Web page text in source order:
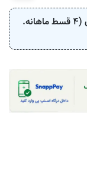
تومان (4 قسط ماهانه.